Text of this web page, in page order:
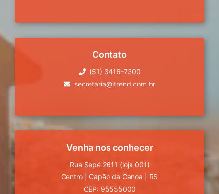
Contato
(51) 3416-7300
secretaria@itrend.com.br
Venha nos conhecer
Rua Sepé 2611 (loja 001)
Centro
Capão da Canoa
RS
CEP: 95555000